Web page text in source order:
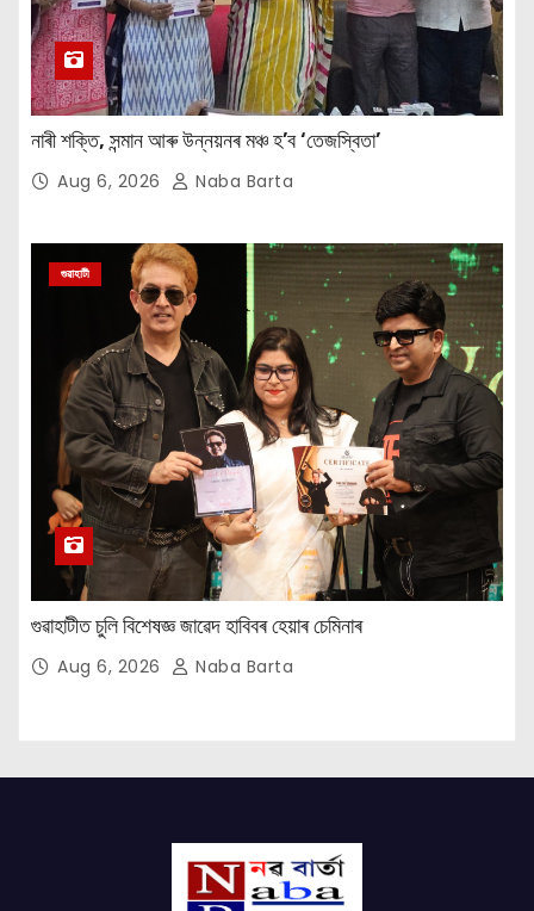
নাৰী শক্তি, সন্মান আৰু উন্নয়নৰ মঞ্চ হ’ব ‘তেজস্বিতা’
Aug 6, 2026 Naba Barta
গুৱাহাটী
গুৱাহাটীত চুলি বিশেষজ্ঞ জাৱেদ হাবিবৰ হেয়াৰ চেমিনাৰ
Aug 6, 2026 Naba Barta